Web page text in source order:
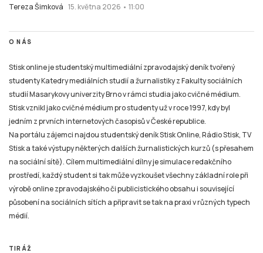
Tereza Šimková 15. května 2026 • 11:00
O NÁS
Stisk online je studentský multimediální zpravodajský deník tvořený
studenty Katedry mediálních studií a žurnalistiky z Fakulty sociálních
studií Masarykovy univerzity Brno v rámci studia jako cvičné médium.
Stisk vznikl jako cvičné médium pro studenty už v roce 1997, kdy byl
jedním z prvních internetových časopisů v České republice.
Na portálu zájemci najdou studentský deník Stisk Online, Rádio Stisk, TV
Stisk a také výstupy některých dalších žurnalistických kurzů (s přesahem
na sociální sítě). Cílem multimediální dílny je simulace redakčního
prostředí, každý student si tak může vyzkoušet všechny základní role při
výrobě online zpravodajského či publicistického obsahu i související
působení na sociálních sítích a připravit se tak na praxi v různých typech
médií.
TIRÁŽ